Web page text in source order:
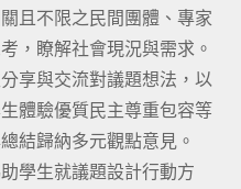
且不限之民間團體、專家
，瞭解社會現況與需求。
享與交流對議題想法，以
體驗優質民主尊重包容等
結歸納多元觀點意見。
學生就議題設計行動方